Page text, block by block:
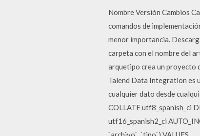
Nombre Versión Cambios
comandos de
menor importancia.
carpeta con el nombre del
arquetipo crea un proyecto
Talend Data Integration es
cualquier dato desde
COLLATE utf8_spanish_ci
utf16_spanish2_ci